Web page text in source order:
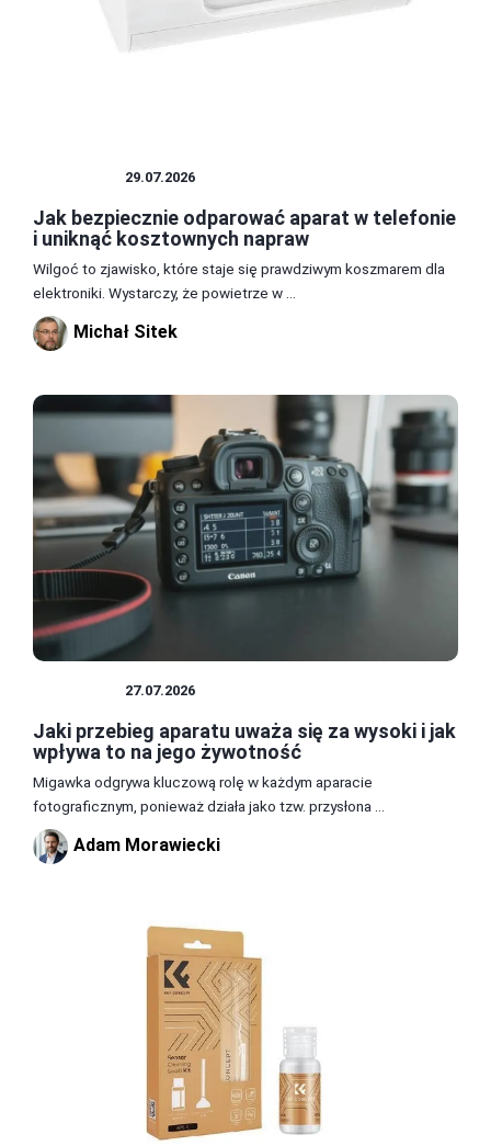
29.07.2026
Jak bezpiecznie odparować aparat w telefonie
i uniknąć kosztownych napraw
Wilgoć to zjawisko, które staje się prawdziwym koszmarem dla
elektroniki. Wystarczy, że powietrze w ...
Michał Sitek
27.07.2026
Jaki przebieg aparatu uważa się za wysoki i jak
wpływa to na jego żywotność
Migawka odgrywa kluczową rolę w każdym aparacie
fotograficznym, ponieważ działa jako tzw. przysłona ...
Adam Morawiecki